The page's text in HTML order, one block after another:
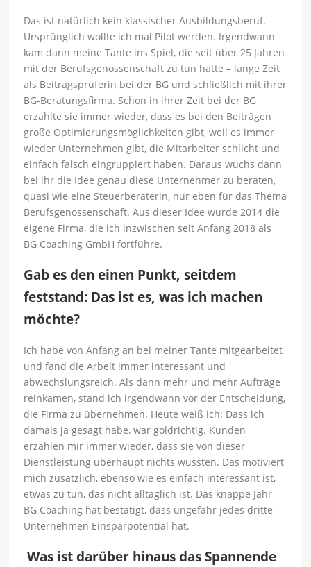
Das ist natürlich kein klassischer Ausbildungsberuf.
Ursprünglich wollte ich mal Pilot werden. Irgendwann
kam dann meine Tante ins Spiel, die seit über 25 Jahren
mit der Berufsgenossenschaft zu tun hatte – lange Zeit
als Beitragsprüferin bei der BG und schließlich mit ihrer
BG-Beratungsfirma. Schon in ihrer Zeit bei der BG
erzählte sie immer wieder, dass es bei den Beiträgen
große Optimierungsmöglichkeiten gibt, weil es immer
wieder Unternehmen gibt, die Mitarbeiter schlicht und
einfach falsch eingruppiert haben. Daraus wuchs dann
bei ihr die Idee genau diese Unternehmer zu beraten,
quasi wie eine Steuerberaterin, nur eben für das Thema
Berufsgenossenschaft. Aus dieser Idee wurde 2014 die
eigene Firma, die ich inzwischen seit Anfang 2018 als
BG Coaching GmbH fortführe.
Gab es den einen Punkt, seitdem
feststand: Das ist es, was ich machen
möchte?
Ich habe von Anfang an bei meiner Tante mitgearbeitet
und fand die Arbeit immer interessant und
abwechslungsreich. Als dann mehr und mehr Aufträge
reinkamen, stand ich irgendwann vor der Entscheidung,
die Firma zu übernehmen. Heute weiß ich: Dass ich
damals ja gesagt habe, war goldrichtig. Kunden
erzählen mir immer wieder, dass sie von dieser
Dienstleistung überhaupt nichts wussten. Das motiviert
mich zusätzlich, ebenso wie es einfach interessant ist,
etwas zu tun, das nicht alltäglich ist. Das knappe Jahr
BG Coaching hat bestätigt, dass ungefähr jedes dritte
Unternehmen Einsparpotential hat.
Was ist darüber hinaus das Spannende